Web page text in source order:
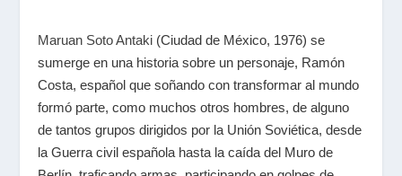
Maruan Soto Antaki (Ciudad de México, 1976) se
sumerge en una historia sobre un personaje, Ramón
Costa, español que soñando con transformar al mundo
formó parte, como muchos otros hombres, de alguno
de tantos grupos dirigidos por la Unión Soviética, desde
la Guerra civil española hasta la caída del Muro de